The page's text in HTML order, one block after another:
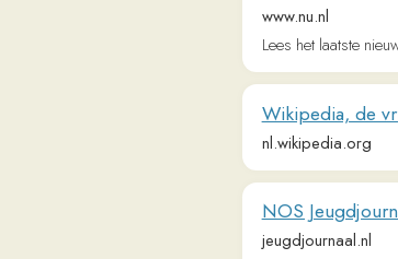
Wikipedia, de vrije
nl.wikipedia.org
NOS Jeugdjournaal
jeugdjournaal.nl
Altijd. Overal. Met het
HLN - Het Laatste
24/24 en 7/7, uit